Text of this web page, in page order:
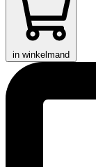
in winkelmand